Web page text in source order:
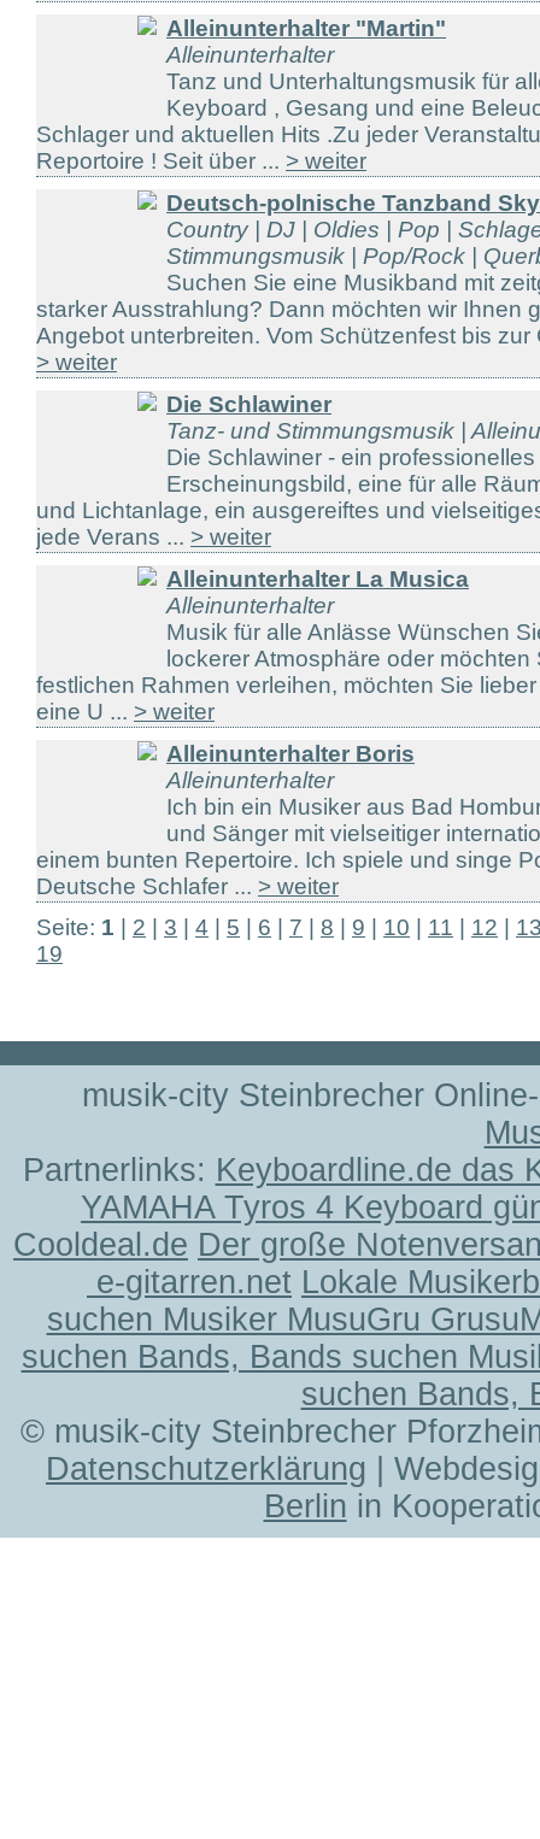
Alleinunterhalter "Martin"
Alleinunterhalter
Tanz und Unterhaltungsmusik für
Keyboard , Gesang und eine
Schlager und aktuellen Hits .Zu jeder
Reportoire ! Seit über ... > weiter
Deutsch-polnische Tanzband
Country | DJ | Oldies | Pop |
Stimmungsmusik | Pop/Rock |
Suchen Sie eine Musikband mit
starker Ausstrahlung? Dann möchten wir Ihnen
Angebot unterbreiten. Vom Schützenfest bis
> weiter
Die Schlawiner
Tanz- und Stimmungsmusik |
Die Schlawiner - ein
Erscheinungsbild, eine für alle
und Lichtanlage, ein ausgereiftes und
jede Verans ... > weiter
Alleinunterhalter La Musica
Alleinunterhalter
Musik für alle Anlässe Wünschen
lockerer Atmosphäre oder
festlichen Rahmen verleihen, möchten Sie
eine U ... > weiter
Alleinunterhalter Boris
Alleinunterhalter
Ich bin ein Musiker aus Bad
und Sänger mit vielseitiger
einem bunten Repertoire. Ich spiele und singe
Deutsche Schlafer ... > weiter
Seite: 1 2 3 4 5 6 7 8 9 10 11 12
19
musik-city Steinbrecher
Partnerlinks: Keyboardline.de das
YAMAHA Tyros 4 Keyboard
Cooldeal.de Der große
e-gitarren.net Lokale
suchen Musiker MusuGru
suchen Bands, Bands suchen
suchen Bands,
© musik-city Steinbrecher
Datenschutzerklärung |
Berlin in